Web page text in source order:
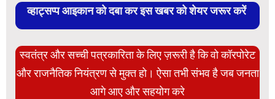
व्हाट्सप्प आइकान को दबा कर इस खबर को शेयर जरूर करें
स्वतंत्र और सच्ची पत्रकारिता के लिए ज़रूरी है कि वो कॉरपोरेट
और राजनैतिक नियंत्रण से मुक्त हो। ऐसा तभी संभव है जब जनता
आगे आए और सहयोग करे